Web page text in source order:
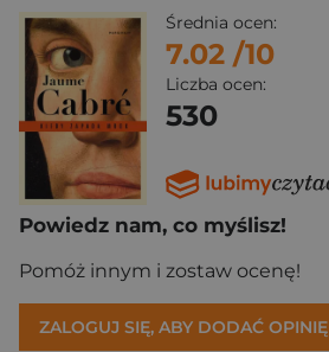
Średnia ocen:
7.02 /10
Liczba ocen:
530
Powiedz nam, co myślisz!
Pomóż innym i zostaw ocenę!
ZALOGUJ SIĘ, ABY DODAĆ OPINIĘ